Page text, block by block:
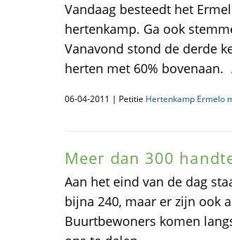
Vandaag besteedt het
hertenkamp. Ga ook
Vanavond stond de derde
herten met 60% bovenaan.
06-04-2011 | Petitie Hertenkamp Ermelo
Meer dan 300
Aan het eind van de dag
bijna 240, maar er zijn ook
Buurtbewoners komen